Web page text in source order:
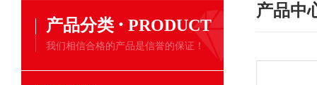
产品分类 · PRODUCT
我们相信合格的产品是信誉的保证！
产品中